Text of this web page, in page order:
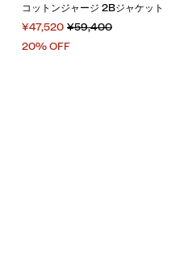
コットンジャージ 2Bジャケット
¥47,520 ¥59,400
20% OFF